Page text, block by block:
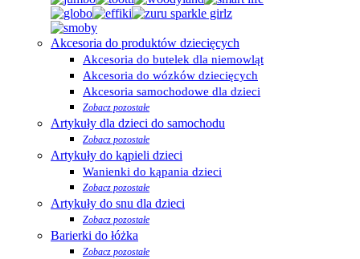
Akcesoria do produktów dziecięcych
Akcesoria do butelek dla niemowląt
Akcesoria do wózków dziecięcych
Akcesoria samochodowe dla dzieci
Zobacz pozostałe
Artykuły dla dzieci do samochodu
Zobacz pozostałe
Artykuły do kąpieli dzieci
Wanienki do kąpania dzieci
Zobacz pozostałe
Artykuły do snu dla dzieci
Zobacz pozostałe
Barierki do łóżka
Zobacz pozostałe